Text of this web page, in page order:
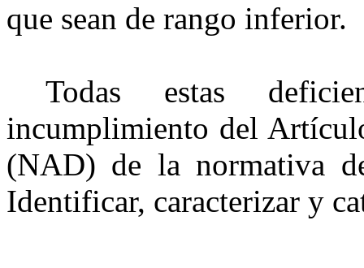
que sean de rango inferior.
Todas estas
incumplimiento del
(NAD) de la normativa
Identificar, caracterizar y